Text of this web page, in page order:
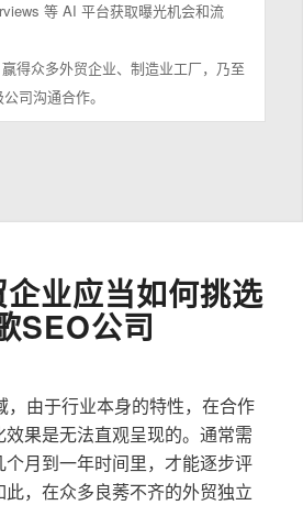
等 AI 平台获取曝光机会和流
得众多外贸企业、制造业工厂，乃至
司沟通合作。
业应当如何挑选
SEO公司
，由于行业本身的特性，在合作
果是无法直观呈现的。通常需
月到一年时间里，才能逐步评
，在众多良莠不齐的外贸独立